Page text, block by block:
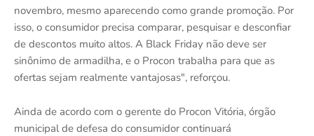
novembro, mesmo aparecendo como grande promoção. Por
isso, o consumidor precisa comparar, pesquisar e desconfiar
de descontos muito altos. A Black Friday não deve ser
sinônimo de armadilha, e o Procon trabalha para que as
ofertas sejam realmente vantajosas", reforçou.
Ainda de acordo com o gerente do Procon Vitória, órgão
municipal de defesa do consumidor continuará